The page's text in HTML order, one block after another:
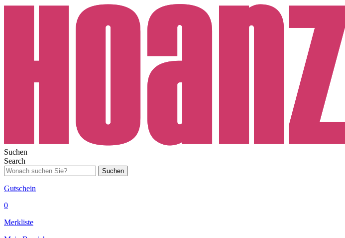
Suchen
Search
Suchen
Gutschein
0
Merkliste